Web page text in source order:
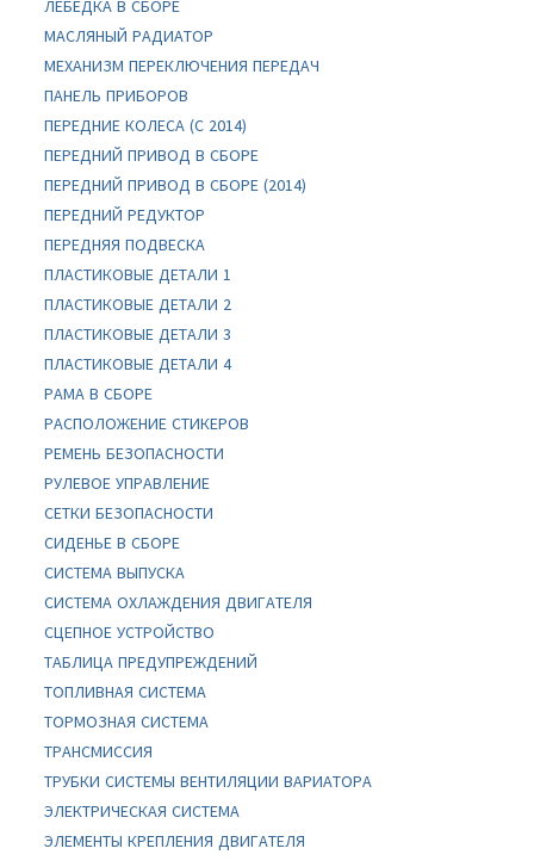
ЛЕБЕДКА В СБОРЕ
МАСЛЯНЫЙ РАДИАТОР
МЕХАНИЗМ ПЕРЕКЛЮЧЕНИЯ ПЕРЕДАЧ
ПАНЕЛЬ ПРИБОРОВ
ПЕРЕДНИЕ КОЛЕСА (C 2014)
ПЕРЕДНИЙ ПРИВОД В СБОРЕ
ПЕРЕДНИЙ ПРИВОД В СБОРЕ (2014)
ПЕРЕДНИЙ РЕДУКТОР
ПЕРЕДНЯЯ ПОДВЕСКА
ПЛАСТИКОВЫЕ ДЕТАЛИ 1
ПЛАСТИКОВЫЕ ДЕТАЛИ 2
ПЛАСТИКОВЫЕ ДЕТАЛИ 3
ПЛАСТИКОВЫЕ ДЕТАЛИ 4
РАМА В СБОРЕ
РАСПОЛОЖЕНИЕ СТИКЕРОВ
РЕМЕНЬ БЕЗОПАСНОСТИ
РУЛЕВОЕ УПРАВЛЕНИЕ
СЕТКИ БЕЗОПАСНОСТИ
СИДЕНЬЕ В СБОРЕ
СИСТЕМА ВЫПУСКА
СИСТЕМА ОХЛАЖДЕНИЯ ДВИГАТЕЛЯ
СЦЕПНОЕ УСТРОЙСТВО
ТАБЛИЦА ПРЕДУПРЕЖДЕНИЙ
ТОПЛИВНАЯ СИСТЕМА
ТОРМОЗНАЯ СИСТЕМА
ТРАНСМИССИЯ
ТРУБКИ СИСТЕМЫ ВЕНТИЛЯЦИИ ВАРИАТОРА
ЭЛЕКТРИЧЕСКАЯ СИСТЕМА
ЭЛЕМЕНТЫ КРЕПЛЕНИЯ ДВИГАТЕЛЯ